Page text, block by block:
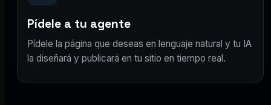
Pídele a tu agente
Pídele la página que deseas en lenguaje natural y tu IA
la diseñará y publicará en tu sitio en tiempo real.